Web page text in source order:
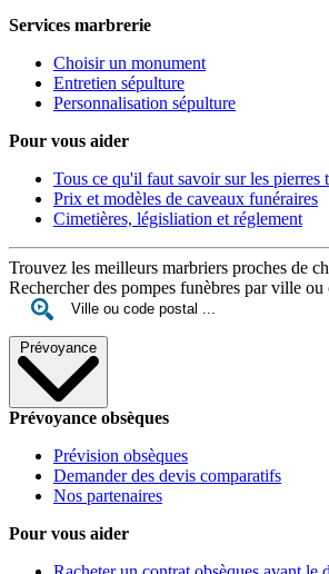
Services marbrerie
Choisir un monument
Entretien sépulture
Personnalisation sépulture
Pour vous aider
Tous ce qu'il faut savoir sur les pierres
Prix et modèles de caveaux funéraires
Cimetières, législiation et réglement
Trouvez les meilleurs marbriers proches de
Rechercher des pompes funèbres par ville ou
Prévoyance
Prévoyance obsèques
Prévision obsèques
Demander des devis comparatifs
Nos partenaires
Pour vous aider